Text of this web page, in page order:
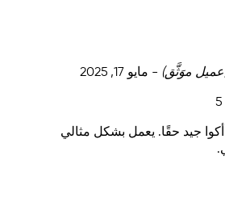
موَثَّق) - مايو 17, 2025
أكوا جيد حقًا. يعمل بشكل مثالي